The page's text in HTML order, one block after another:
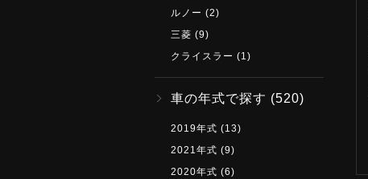
ルノー (2)
三菱 (9)
クライスラー (1)
車の年式で探す (520)
2019年式 (13)
2021年式 (9)
2020年式 (6)